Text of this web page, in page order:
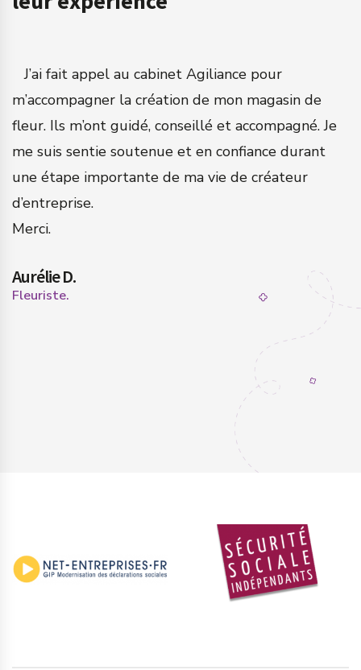
J’ai fait appel au cabinet Agiliance pour
m’accompagner la création de mon magasin de
fleur. Ils m’ont guidé, conseillé et accompagné. Je
me suis sentie soutenue et en confiance durant
une étape importante de ma vie de créateur
d’entreprise.
Merci.
Aurélie D.
Fleuriste.